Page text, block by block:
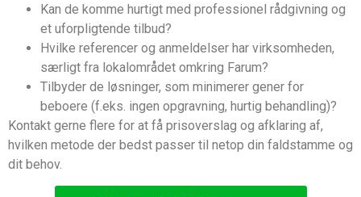
Kan de komme hurtigt med professionel rådgivning og
et uforpligtende tilbud?
Hvilke referencer og anmeldelser har virksomheden,
særligt fra lokalområdet omkring Farum?
Tilbyder de løsninger, som minimerer gener for
beboere (f.eks. ingen opgravning, hurtig behandling)?
Kontakt gerne flere for at få prisoverslag og afklaring af,
hvilken metode der bedst passer til netop din faldstamme og
dit behov.